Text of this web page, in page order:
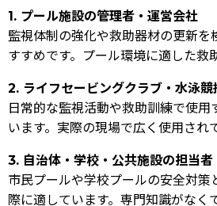
1. プール施設の管理者・運営会社
監視体制の強化や救助器材の更新を
すすめです。プール環境に適した救
2. ライフセービングクラブ・水泳競
日常的な監視活動や救助訓練で使用
います。実際の現場で広く使用され
3. 自治体・学校・公共施設の担当者
市民プールや学校プールの安全対策
際に適しています。専門知識がなく